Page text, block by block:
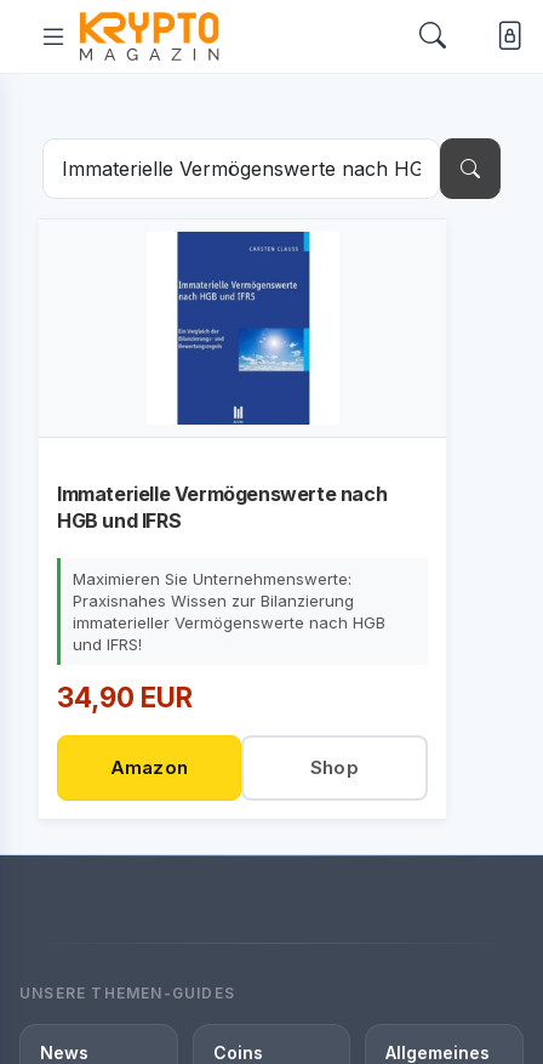
Immaterielle Vermögenswerte nach
HGB und IFRS
Maximieren Sie Unternehmenswerte:
Praxisnahes Wissen zur Bilanzierung
immaterieller Vermögenswerte nach HGB
und IFRS!
34,90 EUR
Amazon Shop
UNSERE THEMEN-GUIDES
News Coins Allgemeines